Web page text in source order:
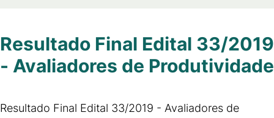
Resultado Final Edital 33/2019
- Avaliadores de Produtividade
Resultado Final Edital 33/2019 - Avaliadores de